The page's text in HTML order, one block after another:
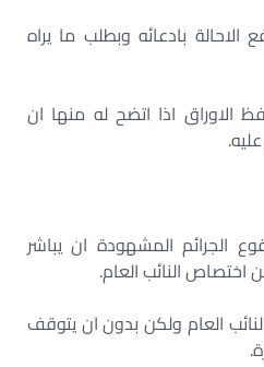
بادعائه وبطلب ما يراه
الاوراق اذا اتضح له منها ان
الجرائم المشهودة ان يباشر
النائب العام.
العام ولكن بدون ان يتوقف